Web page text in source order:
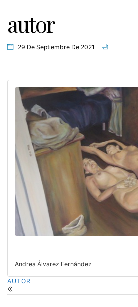
autor
29 De Septiembre De 2021
Andrea Álvarez Fernández
AUTOR